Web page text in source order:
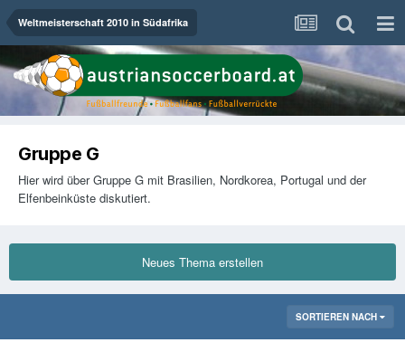
Weltmeisterschaft 2010 in Südafrika
Gruppe G
Hier wird über Gruppe G mit Brasilien, Nordkorea, Portugal und der
Elfenbeinküste diskutiert.
Neues Thema erstellen
SORTIEREN NACH